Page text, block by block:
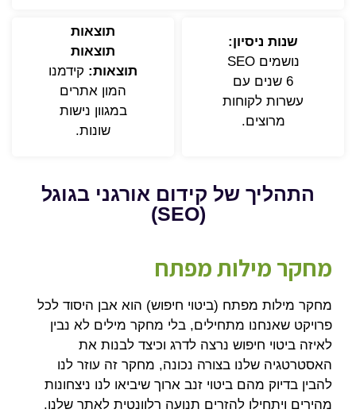
שנות ניסיון:
נושמים SEO
6 שנים עם
עשרות לקוחות
מרוצים.
תוצאות
תוצאות
תוצאות: קידמנו
המון אתרים
במגוון נישות
שונות.
התהליך של קידום אורגני בגוגל
(SEO)
מחקר מילות מפתח
מחקר מילות מפתח (ביטוי חיפוש) הוא אבן היסוד לכל
פרויקט שאנחנו מתחילים, בלי מחקר מילים לא נבין
לאיזה ביטוי חיפוש נרצה לדרג וכיצד לבנות את
האסטרטגיה שלנו בצורה נכונה, מחקר זה עוזר לנו
להבין בדיוק מהם ביטוי זנב ארוך שיביאו לנו ניצחונות
מהירים ויתחילו להזרים תנועה רלוונטית לאתר שלנו.